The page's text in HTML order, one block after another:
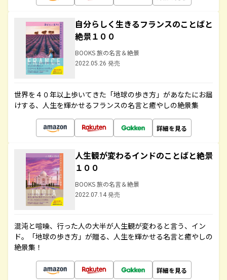
自分らしく生きるフランスのことばと
絶景１００
BOOKS 旅の名言＆絶景
2022.05.26 発売
世界を４０年以上歩いてきた「地球の歩き方」があなたにお届
けする、人生を輝かせるフランスの名言と癒やしの絶景集
詳細を見る
人生観が変わるインドのことばと絶景
１００
BOOKS 旅の名言＆絶景
2022.07.14 発売
混沌と喧噪、行った人の大半が人生観が変わると言う、イン
ド。「地球の歩き方」が贈る、人生を輝かせる名言と癒やしの
絶景集！
詳細を見る